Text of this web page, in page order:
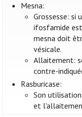
Mesna:
Grossesse: si
ifosfamide
mesna doit
vésicale.
Allaitement:
contre-
Rasburicase:
Son
et